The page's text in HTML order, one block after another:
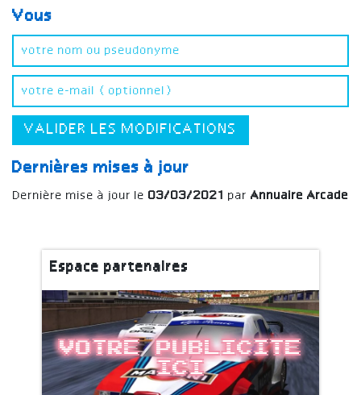
Vous
VALIDER LES MODIFICATIONS
Dernières mises à jour
Dernière mise à jour le 03/03/2021 par Annuaire Arcade
Espace partenaires
Votre publicite
ici